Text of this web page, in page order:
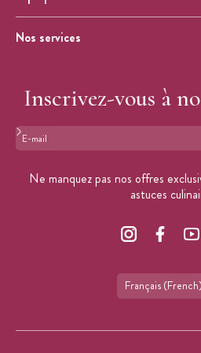
Nos services
Inscrivez-vous à
Format : adresse@email.com
Ne manquez pas nos offres
astuces
Français (French)